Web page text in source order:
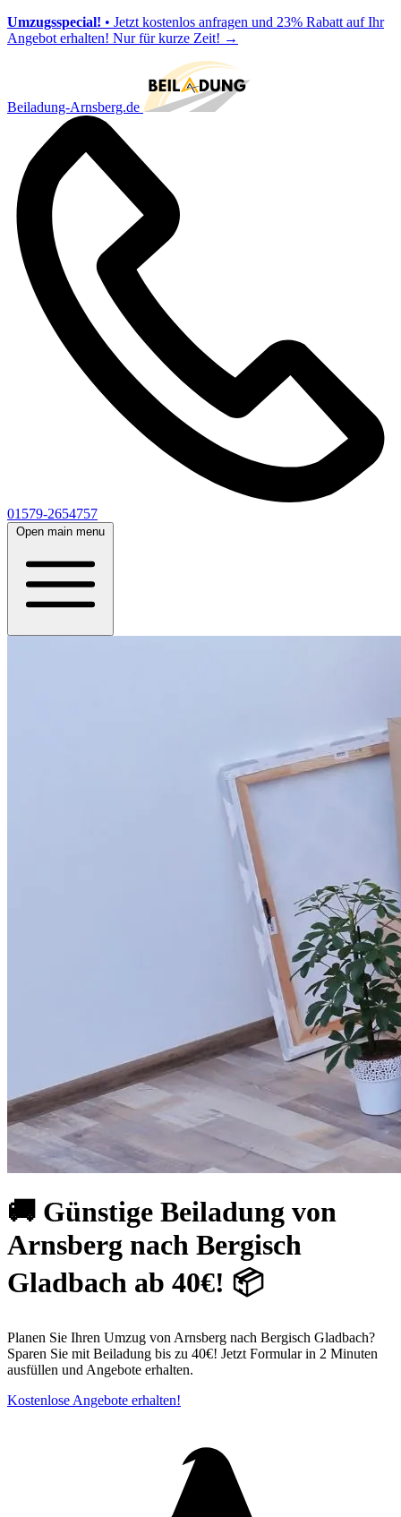
Umzugsspecial! • Jetzt kostenlos anfragen und 23% Rabatt auf Ihr
Angebot erhalten! Nur für kurze Zeit! →
Beiladung-Arnsberg.de
01579-2654757
Open main menu
🚚 Günstige Beiladung von
Arnsberg nach Bergisch
Gladbach ab 40€! 📦
Planen Sie Ihren Umzug von Arnsberg nach Bergisch Gladbach?
Sparen Sie mit Beiladung bis zu 40€! Jetzt Formular in 2 Minuten
ausfüllen und Angebote erhalten.
Kostenlose Angebote erhalten!